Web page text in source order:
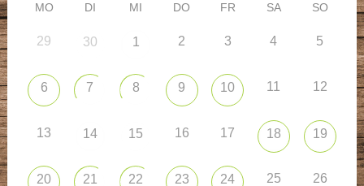
MO DI MI DO FR SA SO
29 30 1 2 3 4 5
6 7 8 9 10 11 12
13 14 15 16 17 18 19
20 21 22 23 24 25 26